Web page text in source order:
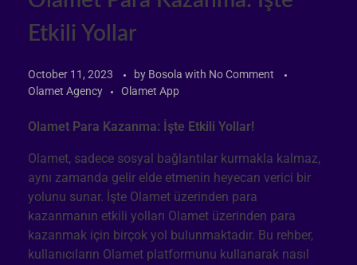
Etkili Yollar
October 11, 2023 by Bosola with No Comment
Olamet Agency
Olamet App
Olamet Para Kazanma: İşte Etkili Yollar!
Olamet, sadece sosyal bağlantılar kurmakla kalmaz,
aynı zamanda gelir elde etmenin heyecan verici bir
yolunu sunar. İşte Olamet üzerinden para
kazanmanın etkili yolları Olamet üzerinden para
kazanmak için birçok yol bulunmaktadır. Bu rehber,
kullanıcıların Olamet platformunu kullanarak nasıl